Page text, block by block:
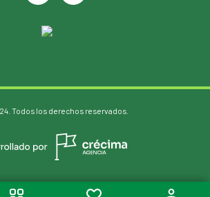
Todos los derechos reservados.